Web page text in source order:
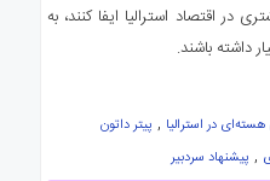
در اقتصاد استرالیا ایفا کنند، به
داشته باشند.
هسته‌ای در استرالیا , پیتر داتون
, پیشنهاد سردبیر